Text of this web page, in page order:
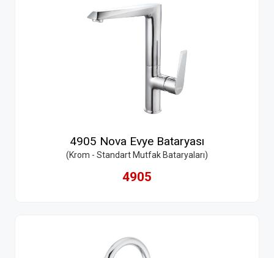
4905 Nova Evye Bataryası
(Krom - Standart Mutfak Bataryaları)
4905